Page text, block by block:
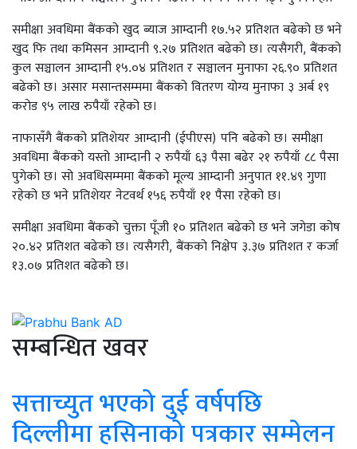
समीक्षा अवधिमा बैंकको खुद ब्याज आम्दानी १७.५२ प्रतिशत बढेको छ भने
खुद फि तथा कमिसन आम्दानी ९.२७ प्रतिशत बढेको छ। त्यसैगरी, बैंकको
कुल सञ्चालन आम्दानी १५.०४ प्रतिशत र सञ्चालन मुनाफा २६.९० प्रतिशत
बढेको छ। असार मसान्तसम्ममा बैंकको वितरण योग्य मुनाफा ३ अर्ब १९
करोड ९५ लाख रुपैयाँ रहेको छ।
नाफासँगै बैंकको प्रतिशेयर आम्दानी (ईपीएस) पनि बढेको छ। समीक्षा
अवधिमा बैंकको यस्तो आम्दानी २ रुपैयाँ ६३ पैसा बढेर २१ रुपैयाँ ८८ पैसा
पुगेको छ। सो अवधिसम्ममा बैंकको मूल्य आम्दानी अनुपात ११.४९ गुणा
रहेको छ भने प्रतिशेयर नेटवर्थ १५६ रुपैयाँ ११ पैसा रहेको छ।
समीक्षा अवधिमा बैंकको चुक्ता पूँजी १० प्रतिशत बढेको छ भने जगेडा कोष
२०.४२ प्रतिशत बढेको छ। त्यसैगरी, बैंकको निक्षेप ३.३७ प्रतिशत र कर्जा
१३.०७ प्रतिशत बढेको छ।
सम्बन्धित खवर
सत्ताच्युत भएको दुई वर्षपछि
दिल्लीमा हसिनाको पत्रकार सम्मेलन